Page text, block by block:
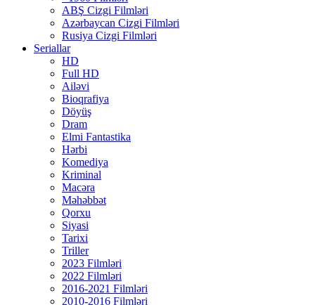
ABŞ Cizgi Filmləri
Azərbaycan Cizgi Filmləri
Rusiya Cizgi Filmləri
Seriallar
HD
Full HD
Ailəvi
Bioqrafiya
Döyüş
Dram
Elmi Fantastika
Hərbi
Komediya
Kriminal
Macəra
Məhəbbət
Qorxu
Siyasi
Tarixi
Triller
2023 Filmləri
2022 Filmləri
2016-2021 Filmləri
2010-2016 Filmləri